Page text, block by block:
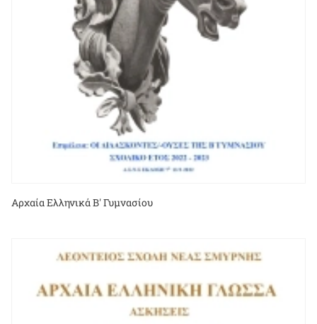
Αρχαία Ελληνικά Β' Γυμνασίου